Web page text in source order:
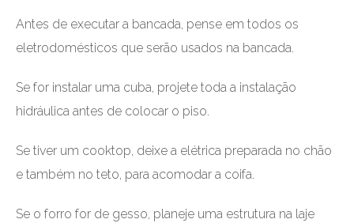
Antes de executar a bancada, pense em todos os
eletrodomésticos que serão usados na bancada.
Se for instalar uma cuba, projete toda a instalação
hidráulica antes de colocar o piso.
Se tiver um cooktop, deixe a elétrica preparada no chão
e também no teto, para acomodar a coifa.
Se o forro for de gesso, planeje uma estrutura na laje